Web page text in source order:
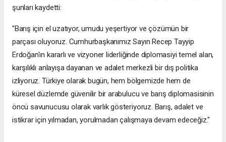
şunları kaydetti:
"Barış için el uzatıyor, umudu yeşertiyor ve çözümün bir
parçası oluyoruz. Cumhurbaşkanımız Sayın Recep Tayyip
Erdoğan'ın kararlı ve vizyoner liderliğinde diplomasiyi temel alan,
karşılıklı anlayışa dayanan ve adalet merkezli bir dış politika
izliyoruz. Türkiye olarak bugün, hem bölgemizde hem de
küresel düzlemde güvenilir bir arabulucu ve barış diplomasisinin
öncü savunucusu olarak varlık gösteriyoruz. Barış, adalet ve
istikrar için yılmadan, yorulmadan çalışmaya devam edeceğiz."